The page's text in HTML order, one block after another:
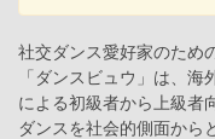
社交ダンス愛好家のため
「ダンスビュウ」は、
による初級者から上級者
ダンスを社会的側面から